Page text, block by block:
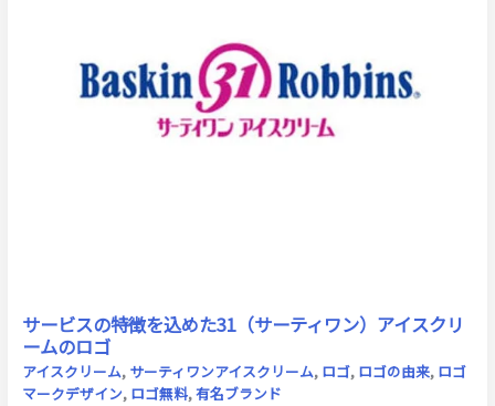
サービスの特徴を込めた31（サーティワン）アイスクリ
ームのロゴ
アイスクリーム, サーティワンアイスクリーム, ロゴ, ロゴの由来, ロゴ
マークデザイン, ロゴ無料,有名ブランド